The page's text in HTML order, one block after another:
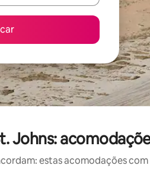
Johns:
estas acomodações